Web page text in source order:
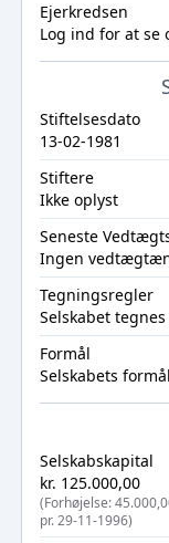
Ejerkredsen
Log ind for at se
Stiftelsesdato
13-02-1981
Stiftere
Ikke oplyst
Seneste
Ingen
Tegningsregler
Selskabet
Formål
Selskabets
Selskabskapital
kr. 125.000,00
(Forhøjelse:
pr. 29-11-1996)